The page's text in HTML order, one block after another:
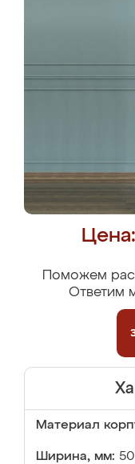
Поможем
Ответим
Материал
Ширина, мм: